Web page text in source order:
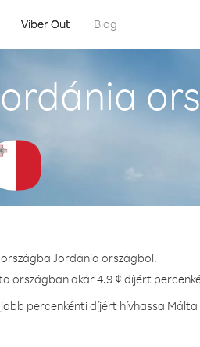
Viber Out Blog
Jordánia országból.
országban akár 4.9 ¢ díjért
percenkénti díjért hívhassa